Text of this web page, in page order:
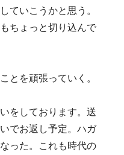
ていこうかと思う。
ちょっと切り込んで
とを頑張っていく。
をしております。送
でお返し予定。ハガ
った。これも時代の